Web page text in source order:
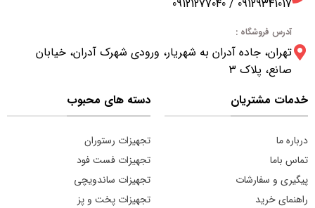
09129341017 / 09121277040
آدرس فروشگاه :
تهران، جاده آدران به شهریار، ورودی شهرک آدران، خیابان
صانع، پلاک 3
خدمات مشتریان
درباره ما
تماس باما
پیگیری و سفارشات
راهنمای خرید
دسته های محبوب
تجهیزات رستوران
تجهیزات فست فود
تجهیزات ساندویچی
تجهیزات پخت و پز